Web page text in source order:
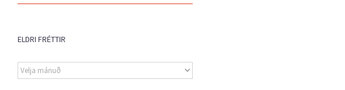
ELDRI FRÉTTIR
Eldri
fréttir